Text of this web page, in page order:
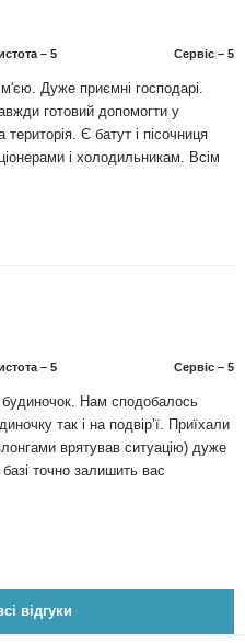
– 5 Сервіс – 5
Дуже приємні господарі.
готовий допомогти у
Є батут і пісочниця
і холодильникам. Всім
– 5 Сервіс – 5
Нам сподобалось
так і на подвірʼї. Приїхали
врятував ситуацію) дуже
точно залишить вас
відгуки